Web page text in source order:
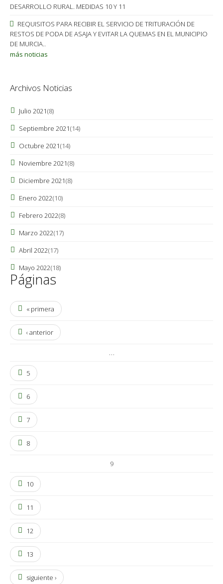
DESARROLLO RURAL. MEDIDAS 10 Y 11
REQUISITOS PARA RECIBIR EL SERVICIO DE TRITURACIÓN DE
RESTOS DE PODA DE ASAJA Y EVITAR LA QUEMAS EN EL MUNICIPIO
DE MURCIA..
más noticias
Archivos Noticias
Julio 2021(8)
Septiembre 2021(14)
Octubre 2021(14)
Noviembre 2021(8)
Diciembre 2021(8)
Enero 2022(10)
Febrero 2022(8)
Marzo 2022(17)
Abril 2022(17)
Mayo 2022(18)
Páginas
« primera
‹ anterior
…
5
6
7
8
9
10
11
12
13
siguiente ›